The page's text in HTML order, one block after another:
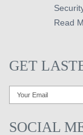
Read
GET
SOCIAL